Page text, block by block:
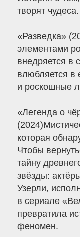
творят чудеса.
«Разведка»
элементами
внедряется в
влюбляется в
и роскошные
«Легенда о
которая
Чтобы
тайну
звёзды:
Узерли,
в сериале
превратила
феномен.